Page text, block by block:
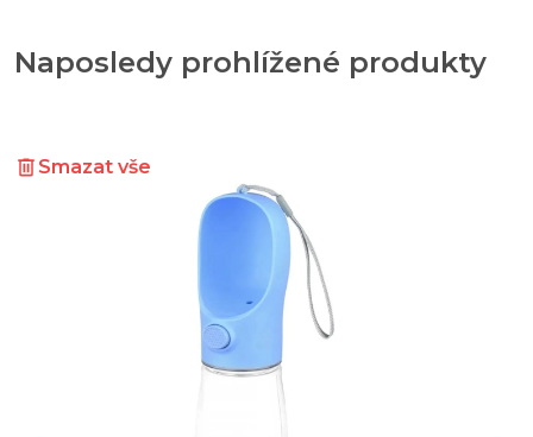
Naposledy prohlížené produkty
Smazat vše